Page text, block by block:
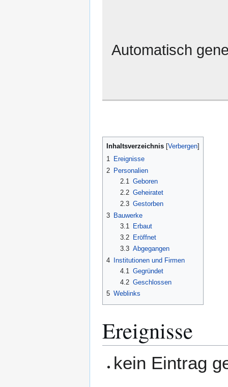
Automatisch
Inhaltsverzeichnis
1 Ereignisse
2 Personalien
2.1 Geboren
2.2 Geheiratet
2.3 Gestorben
3 Bauwerke
3.1
Erbaut
3.2
Eröffnet
3.3 Abgegangen
4 Institutionen und Firmen
4.1 Gegründet
4.2 Geschlossen
5 Weblinks
Ereignisse
kein Eintrag